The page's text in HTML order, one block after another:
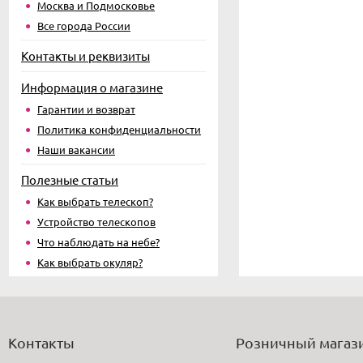
Москва и Подмосковье
Все города России
Контакты и реквизиты
Информация о магазине
Гарантии и возврат
Политика конфиденциальности
Наши вакансии
Полезные статьи
Как выбрать телескоп?
Устройство телескопов
Что наблюдать на небе?
Как выбрать окуляр?
Контакты Розничный